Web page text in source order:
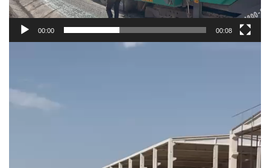
00:00 00:08